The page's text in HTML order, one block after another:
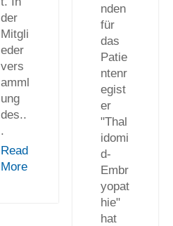
der
Mitgli
eder
vers
amml
ung
des..
.
Read
More
nden
für
das
Patie
ntenr
egist
er
"Thal
idomi
d-
Embr
yopat
hie"
hat